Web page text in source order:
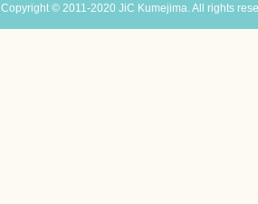
Copyright © 2011-2020 JiC Kumejima. All rights